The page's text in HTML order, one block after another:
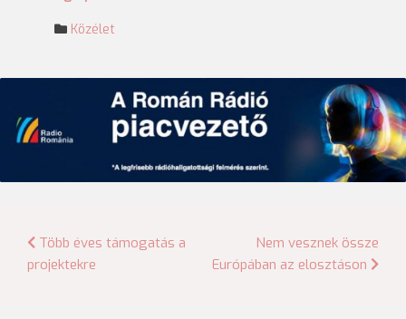
Közélet
Bejegyzés
navigáció
Több éves támogatás a
projektekre
Nem vesznek össze
Európában az elosztáson